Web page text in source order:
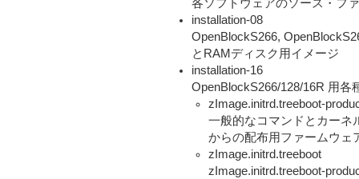
各ソフトウェアのソース・フ
installation-08
OpenBlockS266,
とRAMディスク用イメージ
installation-16
OpenBlockS266/128/16R 用
zImage.initrd.treeboot-
一般的なコマンドとカーネ
からの配布用ファームウェ
zImage.initrd.treeboot
zImage.initrd.treeboot-